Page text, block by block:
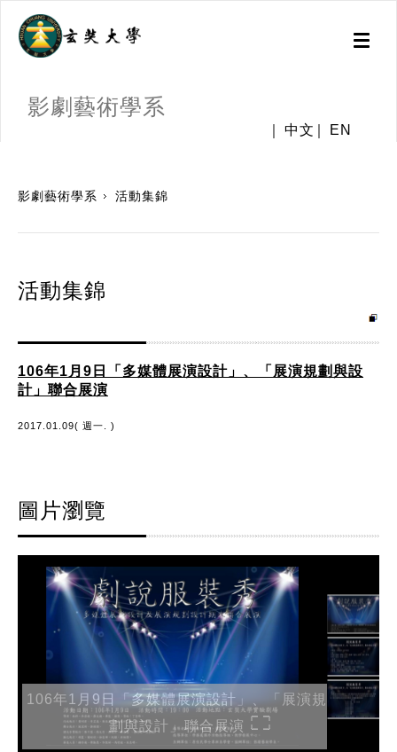
Toggle
影劇藝術學系
中文 EN
影劇藝術學系 活動集錦
活動集錦
106年1月9日「多媒體展演設計」、「展演規劃與設
計」聯合展演
2017.01.09( 週一. )
圖片瀏覽
106年1月9日「多媒體展演設計」、「展演規
劃與設計」聯合展演